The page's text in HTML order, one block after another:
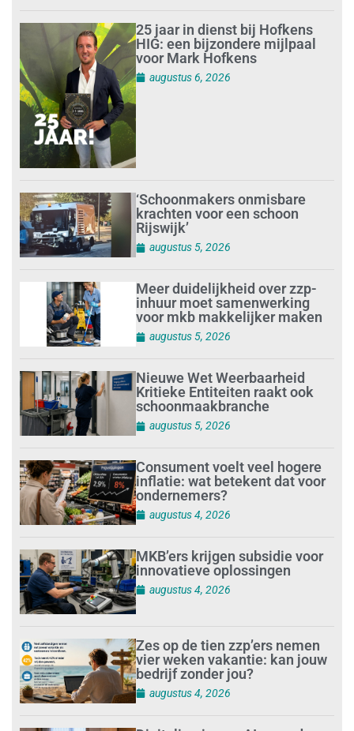
25 jaar in dienst bij Hofkens
HIG: een bijzondere mijlpaal
voor Mark Hofkens
augustus 6, 2026
‘Schoonmakers onmisbare
krachten voor een schoon
Rijswijk’
augustus 5, 2026
Meer duidelijkheid over zzp-
inhuur moet samenwerking
voor mkb makkelijker maken
augustus 5, 2026
Nieuwe Wet Weerbaarheid
Kritieke Entiteiten raakt ook
schoonmaakbranche
augustus 5, 2026
Consument voelt veel hogere
inflatie: wat betekent dat voor
ondernemers?
augustus 4, 2026
MKB’ers krijgen subsidie voor
innovatieve oplossingen
augustus 4, 2026
Zes op de tien zzp’ers nemen
vier weken vakantie: kan jouw
bedrijf zonder jou?
augustus 4, 2026